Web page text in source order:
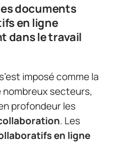
documents
en ligne
dans le travail
s’est imposé comme la
nombreux secteurs,
profondeur les
. Les
en ligne